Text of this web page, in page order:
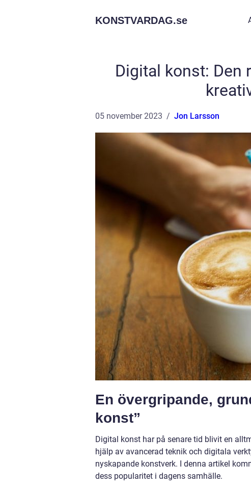
KONSTVARDAG.se
Digital konst: Den
05 november 2023 Jon Larsson
En övergripande,
konst”
Digital konst har på senare tid blivit en
hjälp av avancerad teknik och digitala
nyskapande konstverk. I denna artikel
dess popularitet i dagens samhälle.